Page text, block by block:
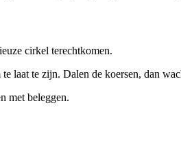
cirkel terechtkomen.
laat te zijn. Dalen de koersen, dan
met beleggen.